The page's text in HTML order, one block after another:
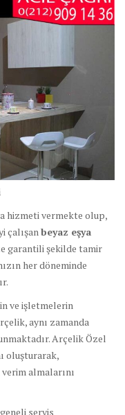
hizmeti vermekte olup,
çalışan beyaz eşya
garantili şekilde tamir
her döneminde
ve işletmelerin
aynı zamanda
Arçelik Özel
oluşturarak,
almalarını
geneli servis